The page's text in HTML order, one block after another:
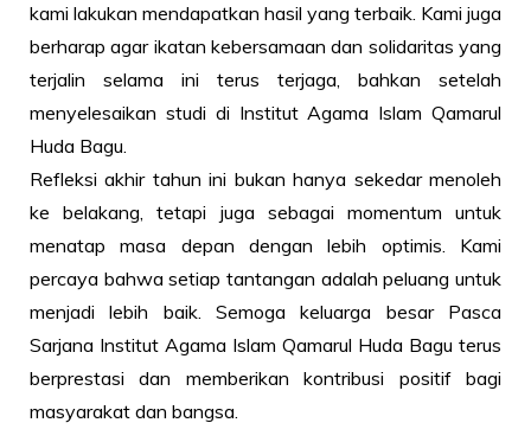
kami lakukan mendapatkan hasil yang terbaik. Kami juga
berharap agar ikatan kebersamaan dan solidaritas yang
terjalin selama ini terus terjaga, bahkan setelah
menyelesaikan studi di Institut Agama Islam Qamarul
Huda Bagu.
Refleksi akhir tahun ini bukan hanya sekedar menoleh
ke belakang, tetapi juga sebagai momentum untuk
menatap masa depan dengan lebih optimis. Kami
percaya bahwa setiap tantangan adalah peluang untuk
menjadi lebih baik. Semoga keluarga besar Pasca
Sarjana Institut Agama Islam Qamarul Huda Bagu terus
berprestasi dan memberikan kontribusi positif bagi
masyarakat dan bangsa.